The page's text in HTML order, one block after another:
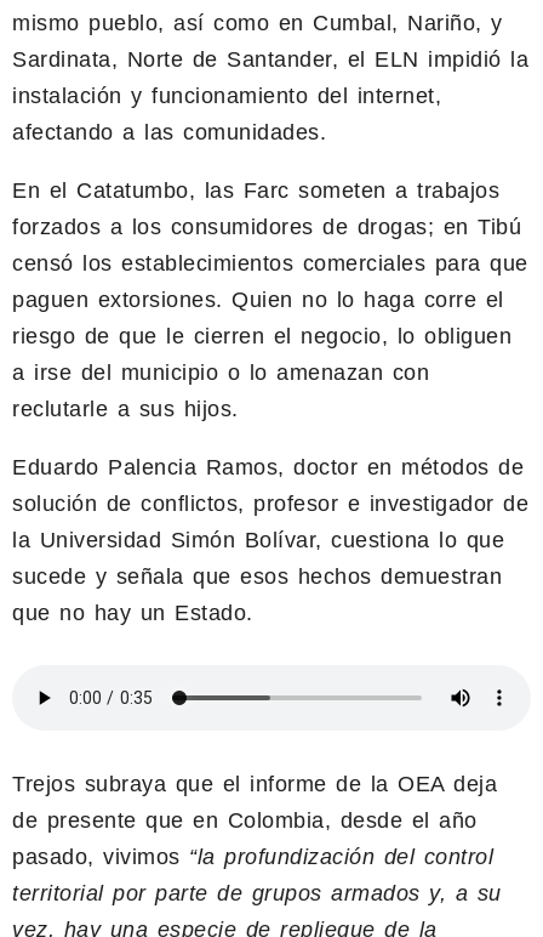
mismo pueblo, así como en Cumbal, Nariño, y
Sardinata, Norte de Santander, el ELN impidió la
instalación y funcionamiento del internet,
afectando a las comunidades.
En el Catatumbo, las Farc someten a trabajos
forzados a los consumidores de drogas; en Tibú
censó los establecimientos comerciales para que
paguen extorsiones. Quien no lo haga corre el
riesgo de que le cierren el negocio, lo obliguen
a irse del municipio o lo amenazan con
reclutarle a sus hijos.
Eduardo Palencia Ramos, doctor en métodos de
solución de conflictos, profesor e investigador de
la Universidad Simón Bolívar, cuestiona lo que
sucede y señala que esos hechos demuestran
que no hay un Estado.
Trejos subraya que el informe de la OEA deja
de presente que en Colombia, desde el año
pasado, vivimos “la profundización del control
territorial por parte de grupos armados y, a su
vez, hay una especie de repliegue de la